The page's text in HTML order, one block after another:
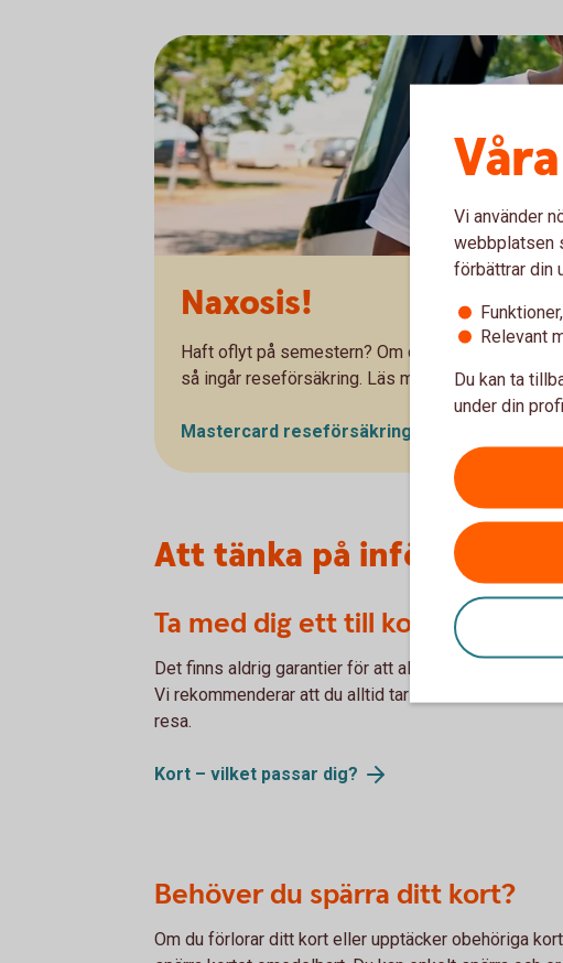
Naxosis!
Haft oflyt på semestern? Om du betalat resan
så ingår reseförsäkring. Läs mer om vad som
Mastercard reseförsäkring
Att tänka på inför och
Ta med dig ett till kort
Det finns aldrig garantier för att allt ska funka överallt
Vi rekommenderar att du alltid tar med fler än ett kort
resa.
Kort – vilket passar dig?
Behöver du spärra ditt kort?
Om du förlorar ditt kort eller upptäcker obehöriga
Vi använder
webbplatsen
förbättrar din
Relevant
Du kan ta
under din